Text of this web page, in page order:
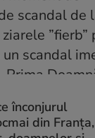
înconjurul
din Franța,